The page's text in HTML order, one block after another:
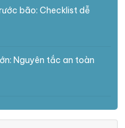
bão: Checklist dễ
Nguyên tắc an toàn